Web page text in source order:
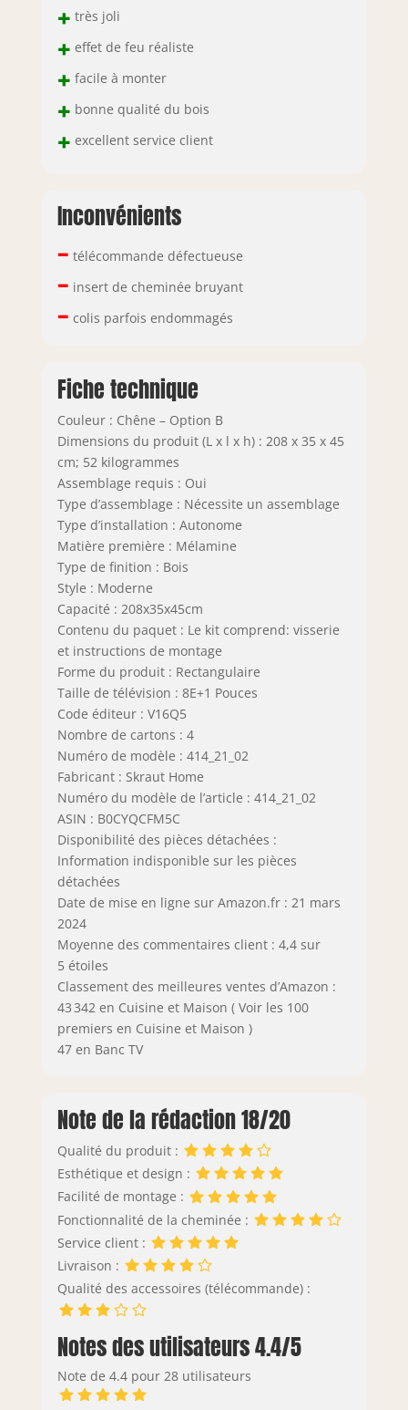
+ très joli
+ effet de feu réaliste
+ facile à monter
+ bonne qualité du bois
+ excellent service client
Inconvénients
– télécommande défectueuse
– insert de cheminée bruyant
– colis parfois endommagés
Fiche technique
Couleur : Chêne – Option B
Dimensions du produit (L x l x h) : 208 x 35 x 45
cm; 52 kilogrammes
Assemblage requis : Oui
Type d’assemblage : Nécessite un assemblage
Type d’installation : Autonome
Matière première : Mélamine
Type de finition : Bois
Style : Moderne
Capacité : 208x35x45cm
Contenu du paquet : Le kit comprend: visserie
et instructions de montage
Forme du produit : Rectangulaire
Taille de télévision : 8E+1 Pouces
Code éditeur : V16Q5
Nombre de cartons : 4
Numéro de modèle : 414_21_02
Fabricant : Skraut Home
Numéro du modèle de l’article : 414_21_02
ASIN : B0CYQCFM5C
Disponibilité des pièces détachées :
Information indisponible sur les pièces
détachées
Date de mise en ligne sur Amazon.fr : 21 mars
2024
Moyenne des commentaires client : 4,4 sur
5 étoiles
Classement des meilleures ventes d’Amazon :
43 342 en Cuisine et Maison ( Voir les 100
premiers en Cuisine et Maison )
47 en Banc TV
Note de la rédaction 18/20
Qualité du produit :
Esthétique et design :
Facilité de montage :
Fonctionnalité de la cheminée :
Service client :
Livraison :
Qualité des accessoires (télécommande) :
Notes des utilisateurs 4.4/5
Note de 4.4 pour 28 utilisateurs